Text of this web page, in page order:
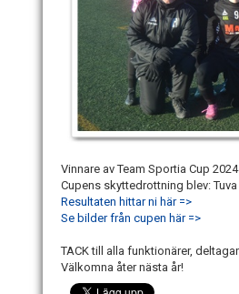
Vinnare av Team Sportia Cup
Cupens skyttedrottning blev:
Resultaten hittar ni här =>
Se bilder från cupen här =>
TACK till alla funktionärer,
Välkomna åter nästa år!